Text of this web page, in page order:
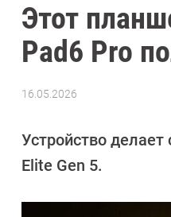
Этот
Pad6 Pro
16.05.2026
Довлатова
Устройство
Elite Gen 5.